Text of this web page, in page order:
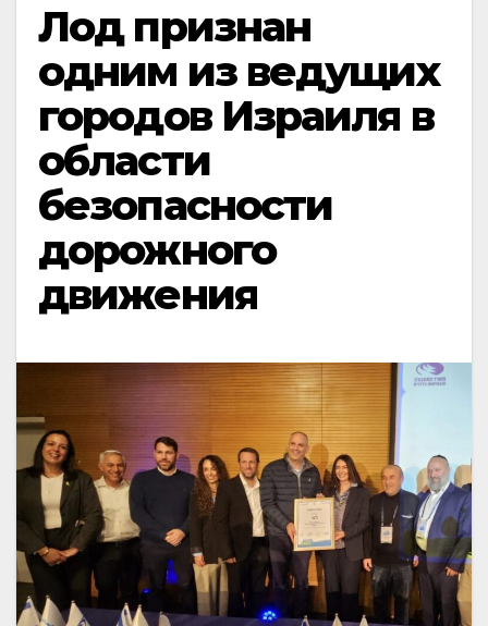
Лод признан
одним из ведущих
городов Израиля в
области
безопасности
дорожного
движения